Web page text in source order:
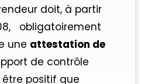
doit, à partir
obligatoirement
une attestation de
de contrôle
positif que